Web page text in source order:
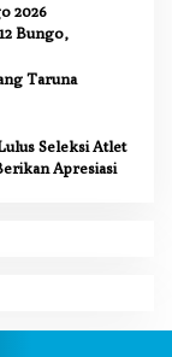
2026
Bungo,
Taruna
Seleksi Atlet
Apresiasi